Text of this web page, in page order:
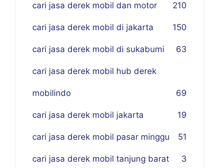
cari jasa derek mobil dan motor 210
cari jasa derek mobil di jakarta 150
cari jasa derek mobil di sukabumi 63
cari jasa derek mobil hub derek
mobilindo 69
cari jasa derek mobil jakarta 19
cari jasa derek mobil pasar minggu 51
cari jasa derek mobil tanjung barat 3